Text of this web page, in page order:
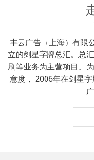
丰云广告（上海）有限
立的剑星字牌总汇。总
刷等业务为主营项目。
意度， 2006年在剑星